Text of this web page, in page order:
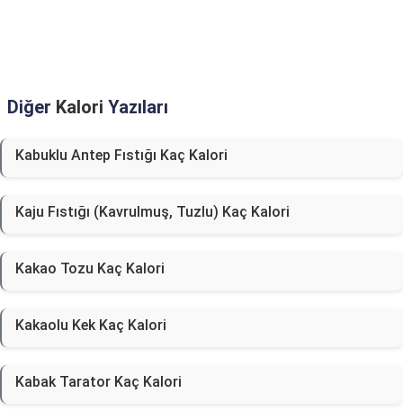
Diğer Kalori Yazıları
Kabuklu Antep Fıstığı Kaç Kalori
Kaju Fıstığı (Kavrulmuş, Tuzlu) Kaç Kalori
Kakao Tozu Kaç Kalori
Kakaolu Kek Kaç Kalori
Kabak Tarator Kaç Kalori